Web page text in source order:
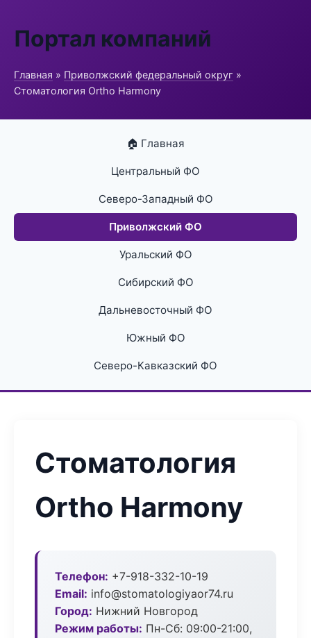
Портал компаний
Главная » Приволжский федеральный округ »
Стоматология Ortho Harmony
🏠 Главная
Центральный ФО
Северо-Западный ФО
Приволжский ФО
Уральский ФО
Сибирский ФО
Дальневосточный ФО
Южный ФО
Северо-Кавказский ФО
Стоматология
Ortho Harmony
Телефон: +7-918-332-10-19
Email: info@stomatologiyaor74.ru
Город: Нижний Новгород
Режим работы: Пн-Сб: 09:00-21:00,